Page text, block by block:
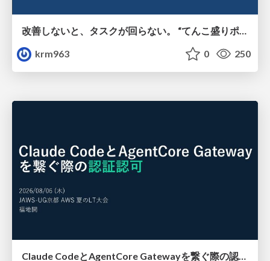
改善しないと、タスクが回らない。 “てんこ盛りポジション” を引き継いだ情シスの、入社3ヶ月の業務改善録
krm963
0 250